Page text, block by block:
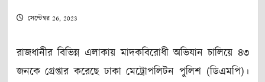
সেপ্টেম্বর 26, 2023
রাজধানীর বিভিন্ন এলাকায় মাদকবিরোধী অভিযান চালিয়ে ৪৩
জনকে গ্রেপ্তার করেছে ঢাকা মেট্রোপলিটন পুলিশ (ডিএমপি)।